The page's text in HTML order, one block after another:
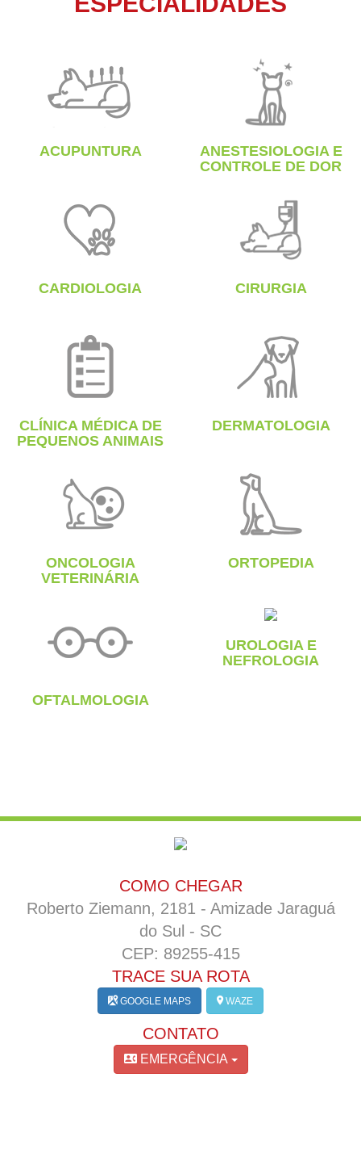
ACUPUNTURA
ANESTESIOLOGIA E
CONTROLE DE DOR
CARDIOLOGIA CIRURGIA
CLÍNICA MÉDICA DE
PEQUENOS ANIMAIS
DERMATOLOGIA
ONCOLOGIA
VETERINÁRIA
ORTOPEDIA
OFTALMOLOGIA
UROLOGIA E
NEFROLOGIA
COMO CHEGAR
Roberto Ziemann, 2181 - Amizade Jaraguá
do Sul - SC
CEP: 89255-415
TRACE SUA ROTA
GOOGLE MAPS WAZE
CONTATO
EMERGÊNCIA